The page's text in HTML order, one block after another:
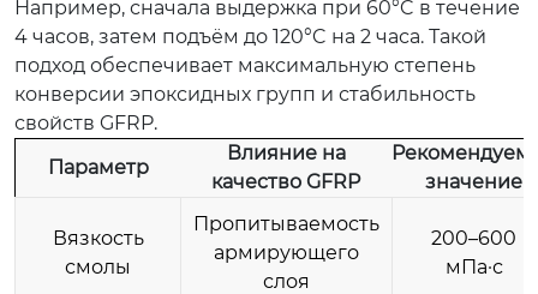
Например, сначала выдержка при 60°C в течение
4 часов, затем подъём до 120°C на 2 часа. Такой
подход обеспечивает максимальную степень
конверсии эпоксидных групп и стабильность
свойств GFRP.
Параметр
Влияние на
качество GFRP
значение
Вязкость
смолы
Пропитываемость
армирующего
слоя
200–600
мПа·с